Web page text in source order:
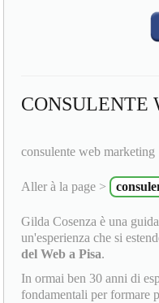
CONSULENTE
consulente web marketing
Aller à la page >
Gilda Cosenza è una
un'esperienza che si
del Web a Pisa.
In ormai ben 30 anni di
fondamentali per formare